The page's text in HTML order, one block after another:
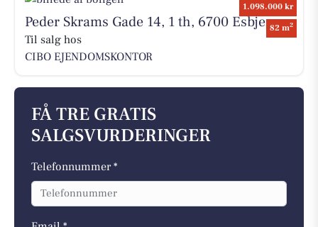
1.098.000 kr
82 m2
Peder Skrams Gade 14, 1 th, 6700 Esbjerg
Til salg hos
CIBO EJENDOMSKONTOR
FÅ TRE GRATIS
SALGSVURDERINGER
Telefonnummer *